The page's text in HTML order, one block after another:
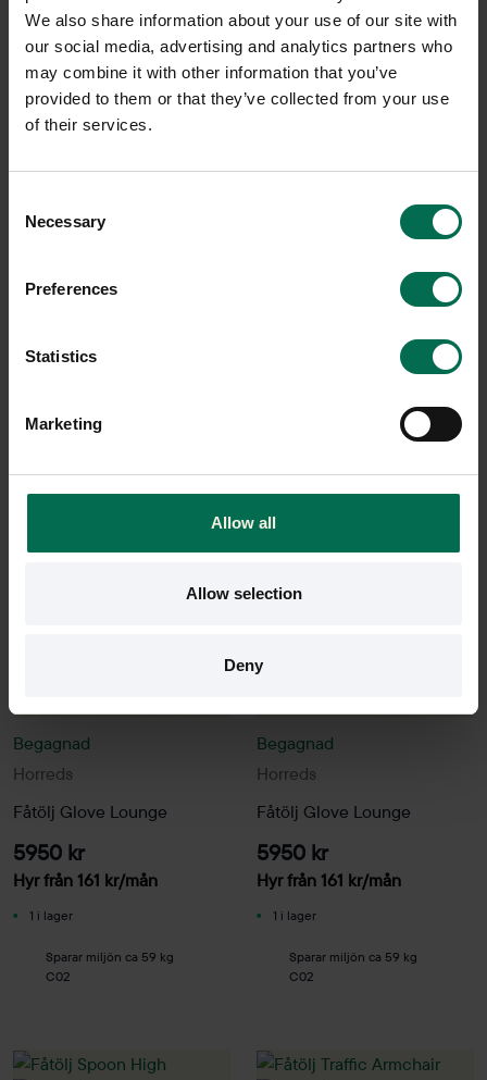
We also share information about your use of our site with
our social media, advertising and analytics partners who
may combine it with other information that you’ve
provided to them or that they’ve collected from your use
of their services.
Selection
Necessary
Preferences
Statistics
Marketing
Allow all
Allow selection
Deny
Begagnad
Fåtölj Aston 03 Metal
Hyr från96
Sparar miljön ca 59 kg
Sparar miljön ca 59 kg
Horreds
Begagnad
Fåtölj Glove Lounge
5950 kr
Hyr från 161 kr/mån
1 i lager
Sparar miljön ca 59 kg
C02
Horreds
Begagnad
Fåtölj Glove Lounge
5950 kr
Hyr från 161 kr/mån
1 i lager
Sparar miljön ca 59 kg
C02